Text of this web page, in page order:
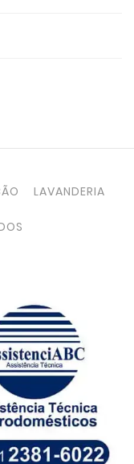
LAVANDERIA